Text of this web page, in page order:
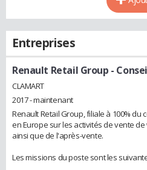
Entreprises
Renault Retail Group -
CLAMART
2017 - maintenant
Renault Retail Group, filiale à 100% du
en Europe sur les activités de vente
ainsi que de l'après-vente.
Les missions du poste sont les